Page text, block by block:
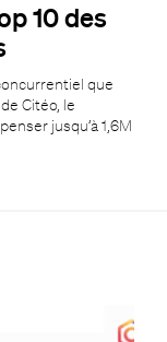
10 des
que
Citéo, le
jusqu’à 1,6M